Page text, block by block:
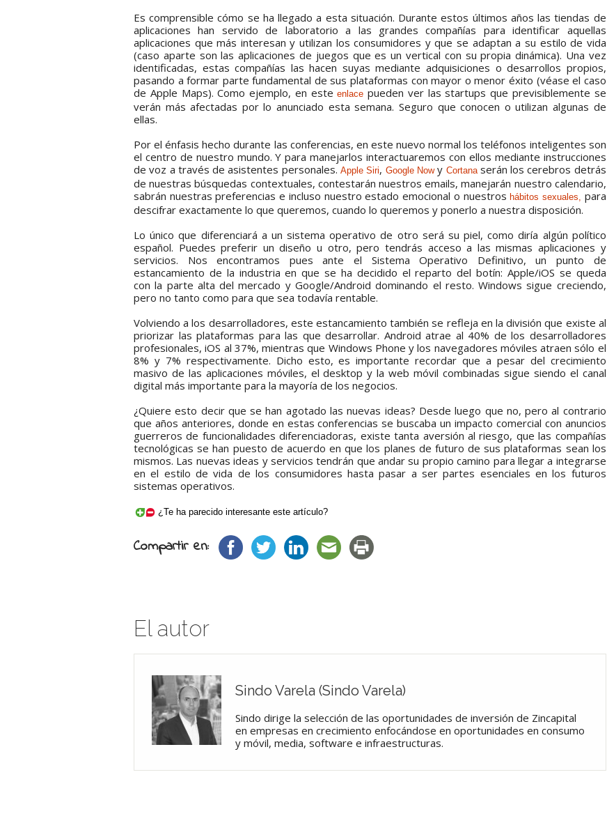
Es comprensible cómo se ha llegado a esta situación. Durante estos últimos años las tiendas de
aplicaciones han servido de laboratorio a las grandes compañías para identificar aquellas
aplicaciones que más interesan y utilizan los consumidores y que se adaptan a su estilo de vida
(caso aparte son las aplicaciones de juegos que es un vertical con su propia dinámica). Una vez
identificadas, estas compañías las hacen suyas mediante adquisiciones o desarrollos propios,
pasando a formar parte fundamental de sus plataformas con mayor o menor éxito (véase el caso
de Apple Maps). Como ejemplo, en esteenlace pueden ver las startups que previsiblemente se
verán más afectadas por lo anunciado esta semana. Seguro que conocen o utilizan algunas de
ellas.
Por el énfasis hecho durante las conferencias, en este nuevo normal los teléfonos inteligentes son
el centro de nuestro mundo. Y para manejarlos interactuaremos con ellos mediante instrucciones
de voz a través de asistentes personales.Apple Siri, Google Nowy Cortanaserán los cerebros detrás
de nuestras búsquedas contextuales, contestarán nuestros emails, manejarán nuestro calendario,
sabrán nuestras preferencias e incluso nuestro estado emocional o nuestroshábitos sexuales, para
descifrar exactamente lo que queremos, cuando lo queremos y ponerlo a nuestra disposición.
Lo único que diferenciará a un sistema operativo de otro será su piel, como diría algún político
español. Puedes preferir un diseño u otro, pero tendrás acceso a las mismas aplicaciones y
servicios. Nos encontramos pues ante el Sistema Operativo Definitivo, un punto de
estancamiento de la industria en que se ha decidido el reparto del botín: Apple/iOS se queda
con la parte alta del mercado y Google/Android dominando el resto. Windows sigue creciendo,
pero no tanto como para que sea todavía rentable.
Volviendo a los desarrolladores, este estancamiento también se refleja en la división que existe al
priorizar las plataformas para las que desarrollar. Android atrae al 40% de los desarrolladores
profesionales, iOS al 37%, mientras que Windows Phone y los navegadores móviles atraen sólo el
8% y 7% respectivamente. Dicho esto, es importante recordar que a pesar del crecimiento
masivo de las aplicaciones móviles, el desktop y la web móvil combinadas sigue siendo el canal
digital más importante para la mayoría de los negocios.
¿Quiere esto decir que se han agotado las nuevas ideas? Desde luego que no, pero al contrario
que años anteriores, donde en estas conferencias se buscaba un impacto comercial con anuncios
guerreros de funcionalidades diferenciadoras, existe tanta aversión al riesgo, que las compañías
tecnológicas se han puesto de acuerdo en que los planes de futuro de sus plataformas sean los
mismos. Las nuevas ideas y servicios tendrán que andar su propio camino para llegar a integrarse
en el estilo de vida de los consumidores hasta pasar a ser partes esenciales en los futuros
sistemas operativos.
¿Te ha parecido interesante este artículo?
Compartir en:
El autor
Sindo Varela (Sindo Varela)
Sindo dirige la selección de las oportunidades de inversión de Zincapital
en empresas en crecimiento enfocándose en oportunidades en consumo
y móvil, media, software e infraestructuras.